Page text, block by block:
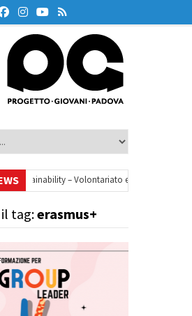
– Volontariato europeo a Padova
Lab – Borse di studio 2026/27
tag:erasmus+